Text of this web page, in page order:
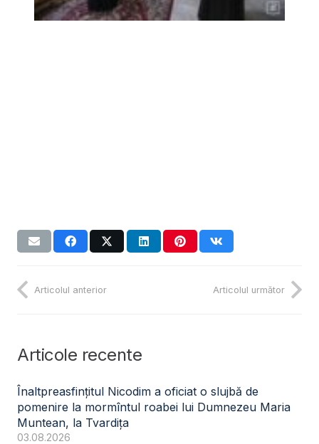
Articolul anterior Articolul următor
Articole recente
Înaltpreasfințitul Nicodim a oficiat o slujbă de
pomenire la mormîntul roabei lui Dumnezeu Maria
Muntean, la Tvardița
03.08.2026